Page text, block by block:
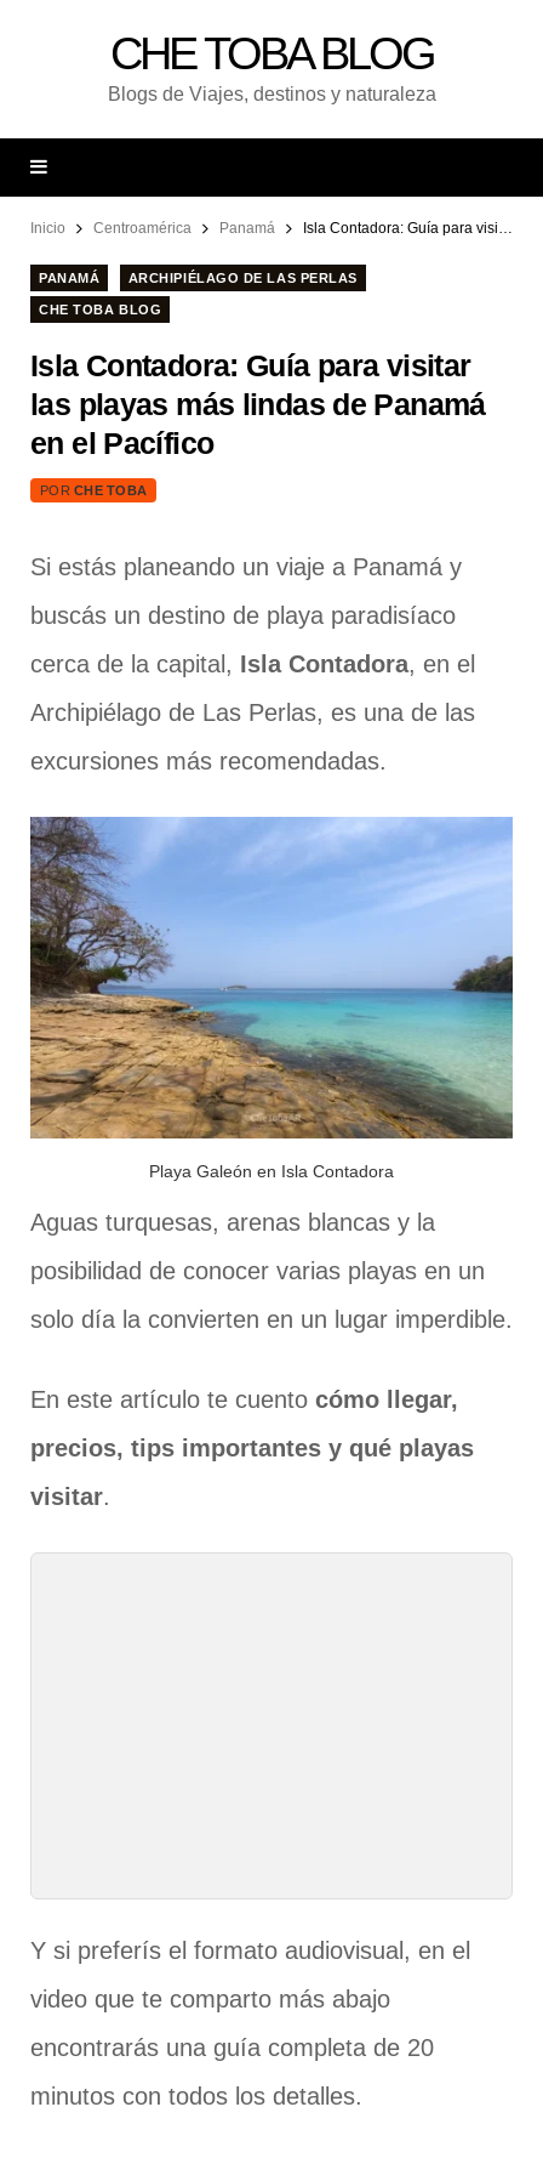
CHE TOBA BLOG
Blogs de Viajes, destinos y naturaleza
Inicio Centroamérica Panamá Isla Contadora: Guía para visitar las playas más lindas de Panamá en el Pacífico
PANAMÁ ARCHIPIÉLAGO DE LAS PERLAS
CHE TOBA BLOG
Isla Contadora: Guía para visitar
las playas más lindas de Panamá
en el Pacífico
POR CHE TOBA
Si estás planeando un viaje a Panamá y
buscás un destino de playa paradisíaco
cerca de la capital, Isla Contadora, en el
Archipiélago de Las Perlas, es una de las
excursiones más recomendadas.
Playa Galeón en Isla Contadora
Aguas turquesas, arenas blancas y la
posibilidad de conocer varias playas en un
solo día la convierten en un lugar imperdible.
En este artículo te cuento cómo llegar,
precios, tips importantes y qué playas
visitar.
Y si preferís el formato audiovisual, en el
video que te comparto más abajo
encontrarás una guía completa de 20
minutos con todos los detalles.